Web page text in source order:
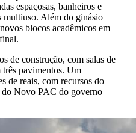
espaçosas, banheiros e
multiuso. Além do ginásio
blocos acadêmicos em
de construção, com salas de
pavimentos. Um
de reais, com recursos do
Novo PAC do governo